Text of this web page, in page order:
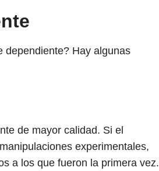
dependiente? Hay algunas
de mayor calidad. Si el
experimentales,
a los que fueron la primera vez.